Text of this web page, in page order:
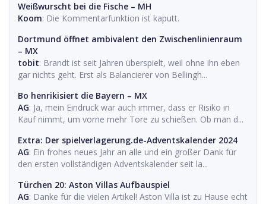
Weißwurscht bei die Fische – MH
Koom: Die Kommentarfunktion ist kaputt.
Dortmund öffnet ambivalent den Zwischenlinienraum
– MX
tobit: Brandt ist seit Jahren überspielt, weil ohne ihn eben
gar nichts geht. Erst als Balancierer von Bellingh...
Bo henrikisiert die Bayern – MX
AG: Ja, mein Eindruck war auch immer, dass er Risiko in
Kauf nimmt, um vorne mehr Tore zu schießen. Ob man d...
Extra: Der spielverlagerung.de-Adventskalender 2024
AG: Ein frohes neues Jahr an alle und ein großer Dank für
den ersten vollständigen Adventskalender seit la...
Türchen 20: Aston Villas Aufbauspiel
AG: Danke für die vielen Artikel! Aston Villa ist zu Hause echt